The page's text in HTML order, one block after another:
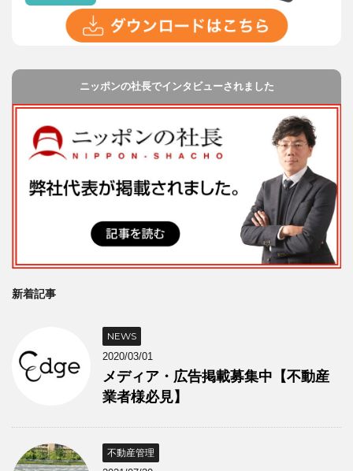
ニッポンの社長でインタビューされました
新着記事
NEWS
2020/03/01
メディア・広告掲載募集中【不動産
業者様必見】
不動産管理